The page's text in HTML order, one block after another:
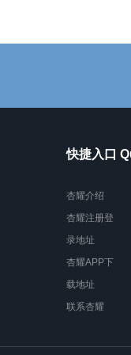
快捷入口
杏耀介绍
杏耀注册登
录地址
杏耀APP下
载地址
联系杏耀